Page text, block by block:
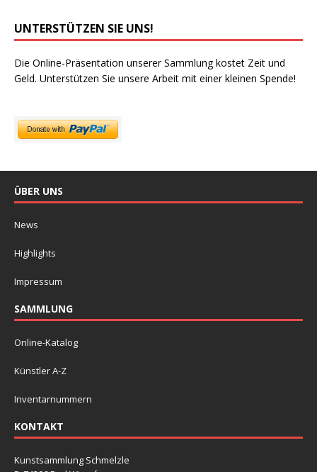
UNTERSTÜTZEN SIE UNS!
Die Online-Präsentation unserer Sammlung kostet Zeit und
Geld. Unterstützen Sie unsere Arbeit mit einer kleinen Spende!
ÜBER UNS
News
Highlights
Impressum
SAMMLUNG
Online-Katalog
Künstler A-Z
Inventarnummern
KONTAKT
Kunstsammlung Schmelzle